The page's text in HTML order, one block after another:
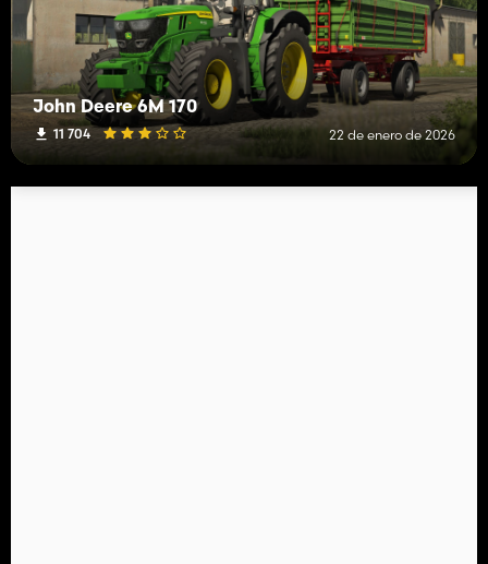
John Deere 6M 170
11 704 22 de enero de 2026